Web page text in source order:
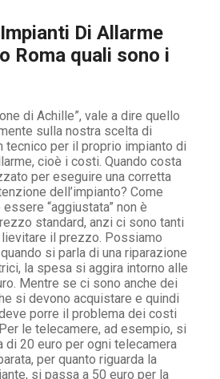
Di Allarme
Roma quali sono i
di Achille”, vale a dire quello
sulla nostra scelta di
tecnico per il proprio impianto di
cioè i costi. Quando costa
per eseguire una corretta
dell’impianto? Come
“aggiustata” non è
standard, anzi ci sono tanti
il prezzo. Possiamo
si parla di una riparazione
la spesa si aggira intorno alle
Mentre se ci sono anche dei
si devono acquistare e quindi
porre il problema dei costi
le telecamere, ad esempio, si
di 20 euro per ogni telecamera
per quanto riguarda la
si passa a 50 euro per la